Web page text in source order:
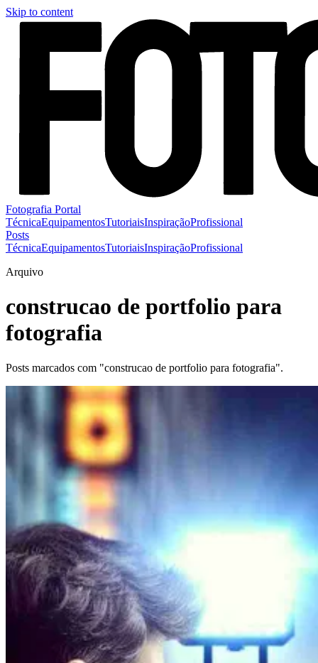
Skip to content
Fotografia Portal
TécnicaEquipamentosTutoriaisInspiraçãoProfissional
Posts
TécnicaEquipamentosTutoriaisInspiraçãoProfissional
Arquivo
construcao de portfolio para
fotografia
Posts marcados com "construcao de portfolio para fotografia".